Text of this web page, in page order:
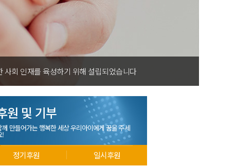
회 인재를 육성하기 위해 설립되었습니다
원 및 기부
께 만들어가는 행복한 세상 우리아이에게 꿈을 주세
!
정기후원 일시후원